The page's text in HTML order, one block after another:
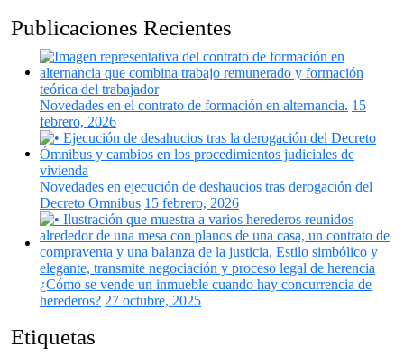
Publicaciones Recientes
Novedades en el contrato de formación en alternancia. 15
febrero, 2026
Novedades en ejecución de deshaucios tras derogación del
Decreto Omnibus 15 febrero, 2026
¿Cómo se vende un inmueble cuando hay concurrencia de
herederos? 27 octubre, 2025
Etiquetas